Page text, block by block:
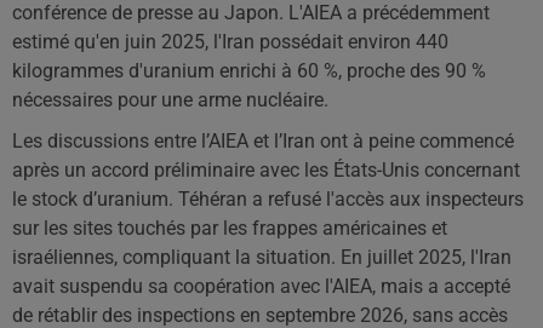
conférence de presse au Japon. L'AIEA a précédemment
estimé qu'en juin 2025, l'Iran possédait environ 440
kilogrammes d'uranium enrichi à 60 %, proche des 90 %
nécessaires pour une arme nucléaire.
Les discussions entre l’AIEA et l’Iran ont à peine commencé
après un accord préliminaire avec les États-Unis concernant
le stock d’uranium. Téhéran a refusé l'accès aux inspecteurs
sur les sites touchés par les frappes américaines et
israéliennes, compliquant la situation. En juillet 2025, l'Iran
avait suspendu sa coopération avec l'AIEA, mais a accepté
de rétablir des inspections en septembre 2026, sans accès